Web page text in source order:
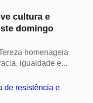
cultura e
domingo
homenageia
igualdade e...